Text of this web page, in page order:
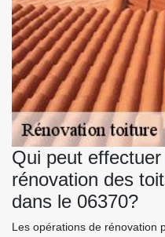
Qui peut
rénovation des
dans le 06370?
Les opérations de rénovation